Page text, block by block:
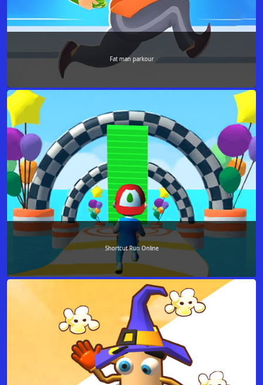
Fat man parkour
Shortcut Run Online